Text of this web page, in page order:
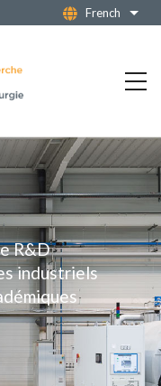
French
R&D
industriels